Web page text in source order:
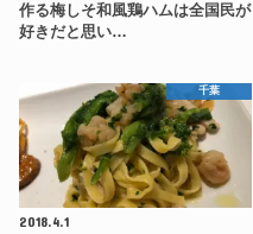
作る梅しそ和風鶏ハムは全国民が
好きだと思い…
千葉
2018.4.1